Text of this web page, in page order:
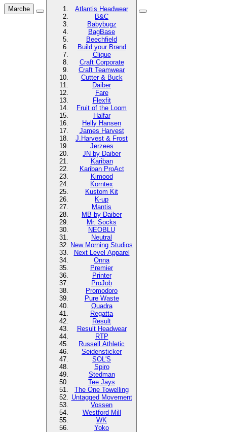
Marche
Atlantis Headwear
B&C
Babybugz
BagBase
Beechfield
Build your Brand
Clique
Craft Corporate
Craft Teamwear
Cutter & Buck
Daiber
Fare
Flexfit
Fruit of the Loom
Halfar
Helly Hansen
James Harvest
J.Harvest & Frost
Jerzees
JN by Daiber
Kariban
Kariban ProAct
Kimood
Korntex
Kustom Kit
K-up
Mantis
MB by Daiber
Mr. Socks
NEOBLU
Neutral
New Morning Studios
Next Level Apparel
Onna
Premier
Printer
ProJob
Promodoro
Pure Waste
Quadra
Regatta
Result
Result Headwear
RTP
Russell Athletic
Seidensticker
SOL'S
Spiro
Stedman
Tee Jays
The One Towelling
Untagged Movement
Vossen
Westford Mill
WK
Yoko